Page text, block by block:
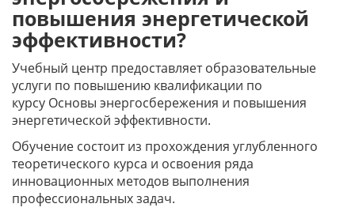
повышения энергетической
эффективности?
Учебный центр предоставляет образовательные
услуги по повышению квалификации по
курсу Основы энергосбережения и повышения
энергетической эффективности.
Обучение состоит из прохождения углубленного
теоретического курса и освоения ряда
инновационных методов выполнения
профессиональных задач.